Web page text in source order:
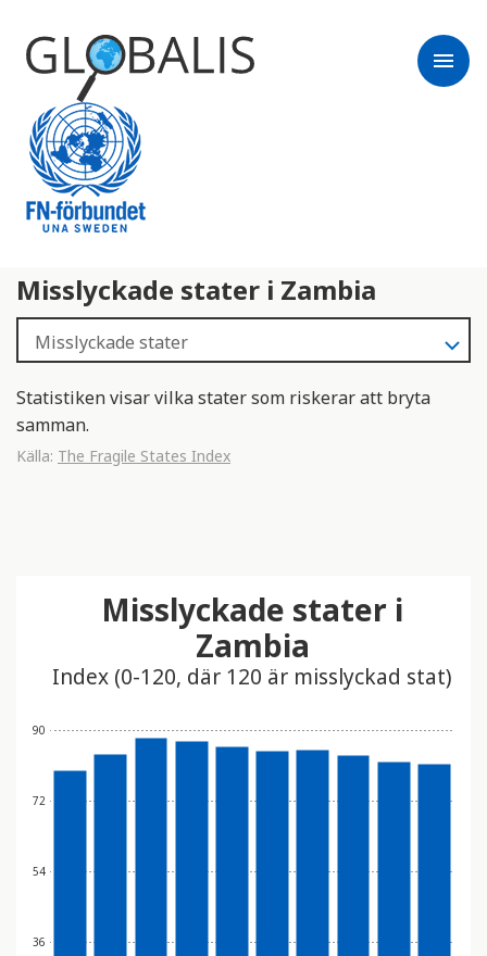
menu
Misslyckade stater i Zambia
Statistiken visar vilka stater som riskerar att bryta
samman.
Källa: The Fragile States Index
36
54
72
90
Misslyckade stater i
Zambia
Index (0-120, där 120 är misslyckad stat)